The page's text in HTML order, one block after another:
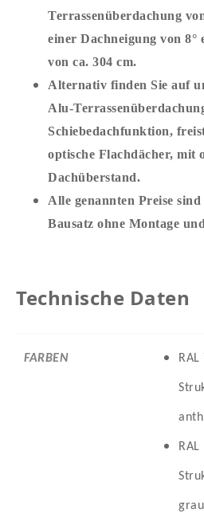
Terrassenüberdachung
einer Dachneigung von 8°
von ca. 304 cm.
Alternativ finden Sie auf
Alu-
Schiebedachfunktion,
optische Flachdächer, mit
Dachüberstand.
Alle genannten Preise
Bausatz ohne Montage
Technische Daten
FARBEN